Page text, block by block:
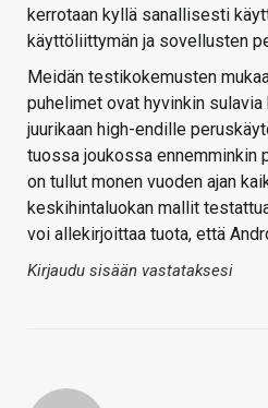
kerrotaan kyllä sanallisesti
käyttöliittymän ja sovellusten
Meidän testikokemusten
puhelimet ovat hyvinkin sulavia
juurikaan high-endille
tuossa joukossa ennemminkin
on tullut monen vuoden ajan
keskihintaluokan mallit
voi allekirjoittaa tuota, että
Kirjaudu sisään vastataksesi